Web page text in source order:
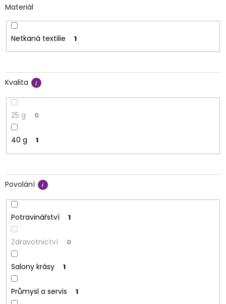
Materiál
Netkaná textilie 1
Kvalita
25 g 0
40 g 1
Povolání
Potravinářství 1
Zdravotnictví 0
Salony krásy 1
Průmysl a servis 1